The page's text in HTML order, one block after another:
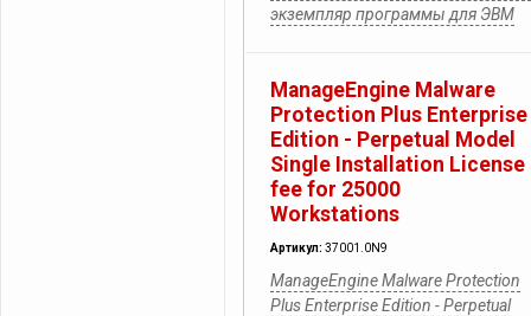
экземпляр программы для ЭВМ
ManageEngine Malware
Protection Plus Enterprise
Edition - Perpetual Model
Single Installation License
fee for 25000
Workstations
Артикул: 37001.0N9
ManageEngine Malware Protection
Plus Enterprise Edition - Perpetual